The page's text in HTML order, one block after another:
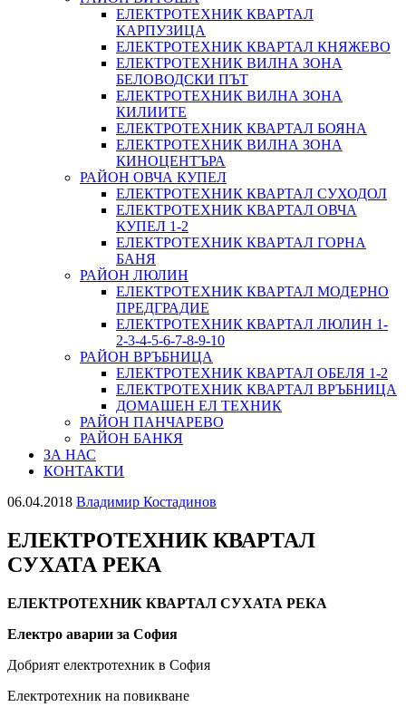
ЕЛЕКТРОТЕХНИК КВАРТАЛ
КАРПУЗИЦА
ЕЛЕКТРОТЕХНИК КВАРТАЛ КНЯЖЕВО
ЕЛЕКТРОТЕХНИК ВИЛНА ЗОНА
БЕЛОВОДСКИ ПЪТ
ЕЛЕКТРОТЕХНИК ВИЛНА ЗОНА
КИЛИИТЕ
ЕЛЕКТРОТЕХНИК КВАРТАЛ БОЯНА
ЕЛЕКТРОТЕХНИК ВИЛНА ЗОНА
КИНОЦЕНТЪРА
РАЙОН ОВЧА КУПЕЛ
ЕЛЕКТРОТЕХНИК КВАРТАЛ СУХОДОЛ
ЕЛЕКТРОТЕХНИК КВАРТАЛ ОВЧА
КУПЕЛ 1-2
ЕЛЕКТРОТЕХНИК КВАРТАЛ ГОРНА
БАНЯ
РАЙОН ЛЮЛИН
ЕЛЕКТРОТЕХНИК КВАРТАЛ МОДЕРНО
ПРЕДГРАДИЕ
ЕЛЕКТРОТЕХНИК КВАРТАЛ ЛЮЛИН 1-
2-3-4-5-6-7-8-9-10
РАЙОН ВРЪБНИЦА
ЕЛЕКТРОТЕХНИК КВАРТАЛ ОБЕЛЯ 1-2
ЕЛЕКТРОТЕХНИК КВАРТАЛ ВРЪБНИЦА
ДОМАШЕН ЕЛ ТЕХНИК
РАЙОН ПАНЧАРЕВО
РАЙОН БАНКЯ
ЗА НАС
КОНТАКТИ
06.04.2018 Владимир Костадинов
ЕЛЕКТРОТЕХНИК КВАРТАЛ
СУХАТА РЕКА
ЕЛЕКТРОТЕХНИК КВАРТАЛ СУХАТА РЕКА
Електро аварии за София
Добрият електротехник в София
Електротехник на повикване